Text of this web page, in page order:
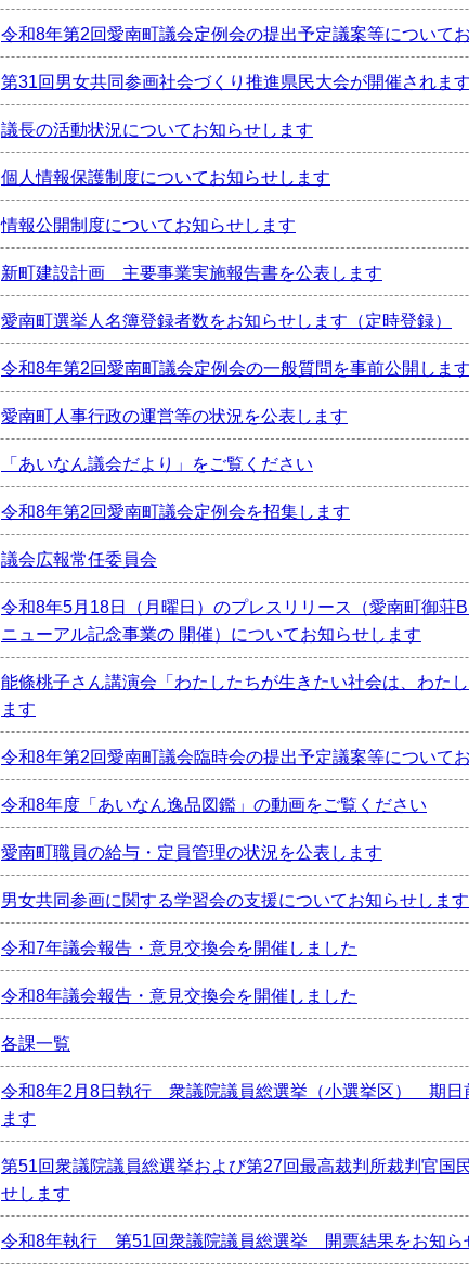
令和8年第2回愛南町議会定例会の提出予定議案等について
第31回男女共同参画社会づくり推進県民大会が開催されます
議長の活動状況についてお知らせします
個人情報保護制度についてお知らせします
情報公開制度についてお知らせします
新町建設計画 主要事業実施報告書を公表します
愛南町選挙人名簿登録者数をお知らせします（定時登録）
令和8年第2回愛南町議会定例会の一般質問を事前公開します
愛南町人事行政の運営等の状況を公表します
「あいなん議会だより」をご覧ください
令和8年第2回愛南町議会定例会を招集します
議会広報常任委員会
令和8年5月18日（月曜日）のプレスリリース（愛南町御荘
ニューアル記念事業の 開催）についてお知らせします
能條桃子さん講演会「わたしたちが生きたい社会は、わた
ます
令和8年第2回愛南町議会臨時会の提出予定議案等について
令和8年度「あいなん逸品図鑑」の動画をご覧ください
愛南町職員の給与・定員管理の状況を公表します
男女共同参画に関する学習会の支援についてお知らせします
令和7年議会報告・意見交換会を開催しました
令和8年議会報告・意見交換会を開催しました
各課一覧
令和8年2月8日執行 衆議院議員総選挙（小選挙区） 期日
ます
第51回衆議院議員総選挙および第27回最高裁判所裁判官
せします
令和8年執行 第51回衆議院議員総選挙 開票結果をお知ら